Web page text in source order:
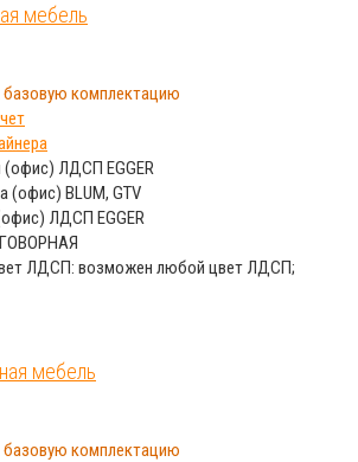
мебель
базовую комплектацию
(офис) ЛДСП EGGER
(офис) BLUM, GTV
ЛДСП EGGER
ЛДСП: возможен любой цвет ЛДСП;
мебель
базовую комплектацию